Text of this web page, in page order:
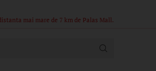
nu pot fi identice.